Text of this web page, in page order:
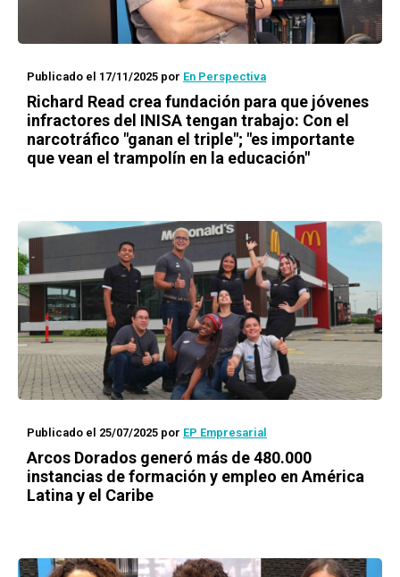
Publicado el 17/11/2025 por En Perspectiva
Richard Read crea fundación para que jóvenes
infractores del INISA tengan trabajo: Con el
narcotráfico "ganan el triple"; "es importante
que vean el trampolín en la educación"
Publicado el 25/07/2025 por EP Empresarial
Arcos Dorados generó más de 480.000
instancias de formación y empleo en América
Latina y el Caribe